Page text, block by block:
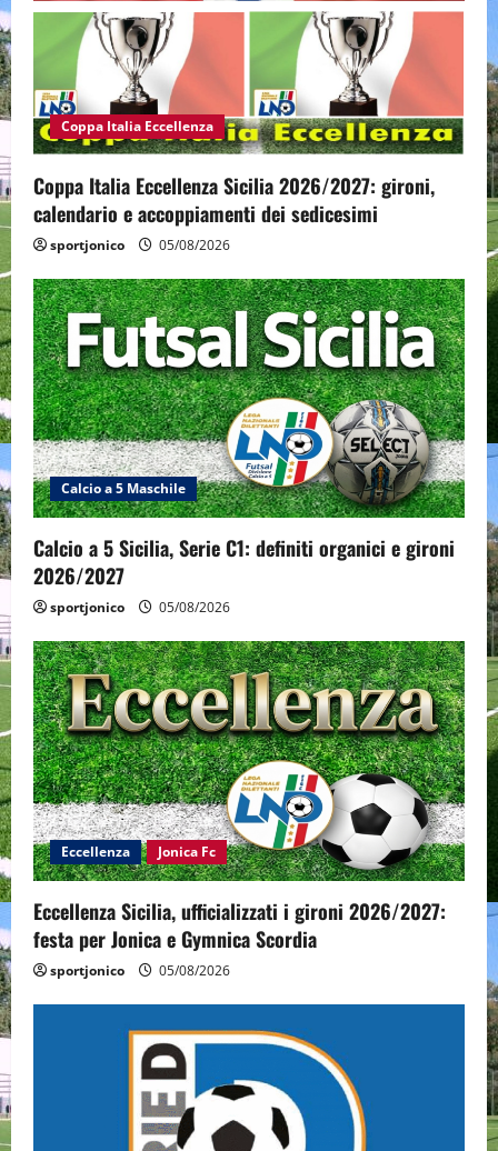
Coppa Italia Eccellenza
Coppa Italia Eccellenza Sicilia 2026/2027: gironi,
calendario e accoppiamenti dei sedicesimi
sportjonico 05/08/2026
Calcio a 5 Maschile
Calcio a 5 Sicilia, Serie C1: definiti organici e gironi
2026/2027
sportjonico 05/08/2026
Eccellenza Jonica Fc
Eccellenza Sicilia, ufficializzati i gironi 2026/2027:
festa per Jonica e Gymnica Scordia
sportjonico 05/08/2026